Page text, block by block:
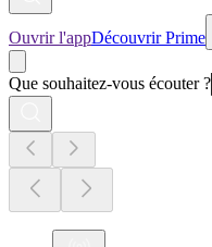
Ouvrir l'appDécouvrir Prime
Que souhaitez-vous écouter ?